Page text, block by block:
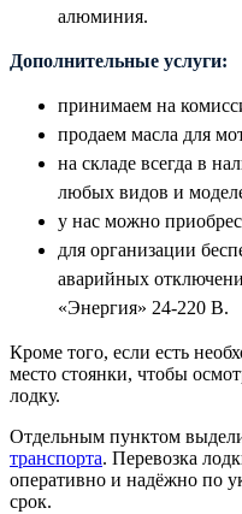
алюминия.
Дополнительные услуги:
принимаем на
продаем масла для
на складе всегда в
любых видов и
у нас можно
для организации
аварийных
«Энергия» 24-220 В.
Кроме того, если есть
место стоянки, чтобы
лодку.
Отдельным пунктом
транспорта. Перевозка
оперативно и надёжно по
срок.